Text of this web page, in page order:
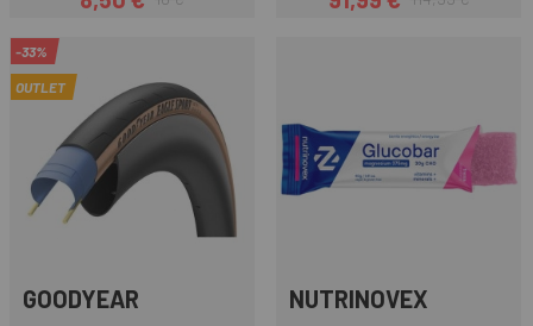
Precio
Precio regular Precio
Precio regular
-33%
OUTLET
GOODYEAR NUTRINOVEX